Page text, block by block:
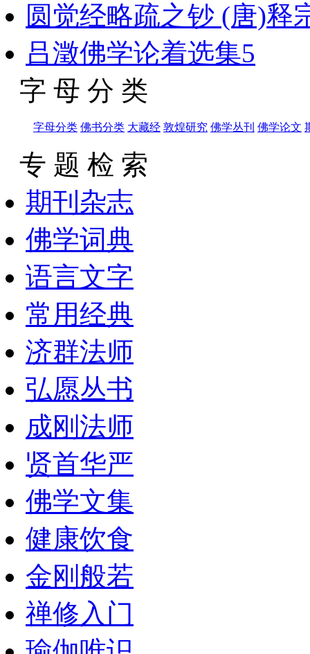
圆觉经略疏之钞 (唐)释
吕澂佛学论着选集5
字 母 分 类
字母分类 佛书分类 大藏经 敦煌研究 佛学丛刊 佛学论文
专 题 检 索
期刊杂志
佛学词典
语言文字
常用经典
济群法师
弘愿丛书
成刚法师
贤首华严
佛学文集
健康饮食
金刚般若
禅修入门